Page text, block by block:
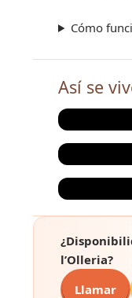
Cómo
Así se
l’Olleria?
Llamar